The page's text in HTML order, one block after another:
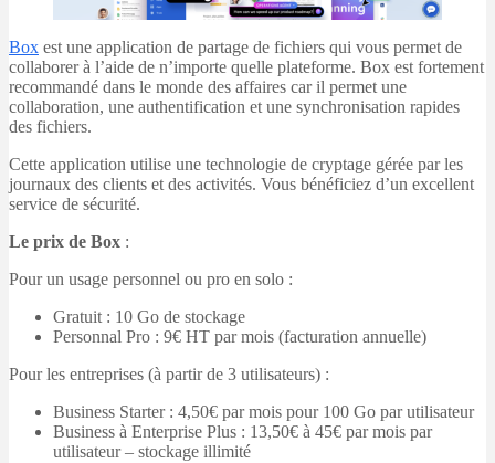
Box est une application de partage de fichiers qui vous permet de
collaborer à l’aide de n’importe quelle plateforme. Box est fortement
recommandé dans le monde des affaires car il permet une
collaboration, une authentification et une synchronisation rapides
des fichiers.
Cette application utilise une technologie de cryptage gérée par les
journaux des clients et des activités. Vous bénéficiez d’un excellent
service de sécurité.
Le prix de Box :
Pour un usage personnel ou pro en solo :
Gratuit : 10 Go de stockage
Personnal Pro : 9€ HT par mois (facturation annuelle)
Pour les entreprises (à partir de 3 utilisateurs) :
Business Starter : 4,50€ par mois pour 100 Go par utilisateur
Business à Enterprise Plus : 13,50€ à 45€ par mois par
utilisateur – stockage illimité